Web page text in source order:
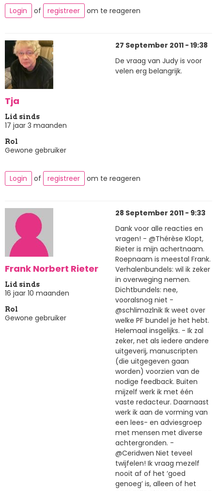
Login of registreer om te reageren
Tja
Lid sinds
17 jaar 3 maanden
Rol
Gewone gebruiker
27 September 2011 - 19:38
De vraag van Judy is voor
velen erg belangrijk.
Login of registreer om te reageren
Frank Norbert Rieter
Lid sinds
16 jaar 10 maanden
Rol
Gewone gebruiker
28 September 2011 - 9:33
Dank voor alle reacties en
vragen! - @Thérèse Klopt,
Rieter is mijn achertnaam.
Roepnaam is meestal Frank.
Verhalenbundels: wil ik zeker
in overweging nemen.
Dichtbundels: nee,
vooralsnog niet -
@schlimazlnik Ik weet over
welke PF bundel je het hebt.
Helemaal insgelijks. - Ik zal
zeker, net als iedere andere
uitgeverij, manuscripten
(die uitgegeven gaan
worden) voorzien van de
nodige feedback. Buiten
mijzelf werk ik met één
vaste redacteur. Daarnaast
werk ik aan de vorming van
een lees- en adviesgroep
met mensen met diverse
achtergronden. -
@Ceridwen Niet teveel
twijfelen! Ik vraag mezelf
nooit af of het ‘goed
genoeg’ is, alleen of het